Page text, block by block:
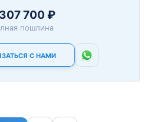
700 ₽
пошлина
С НАМИ